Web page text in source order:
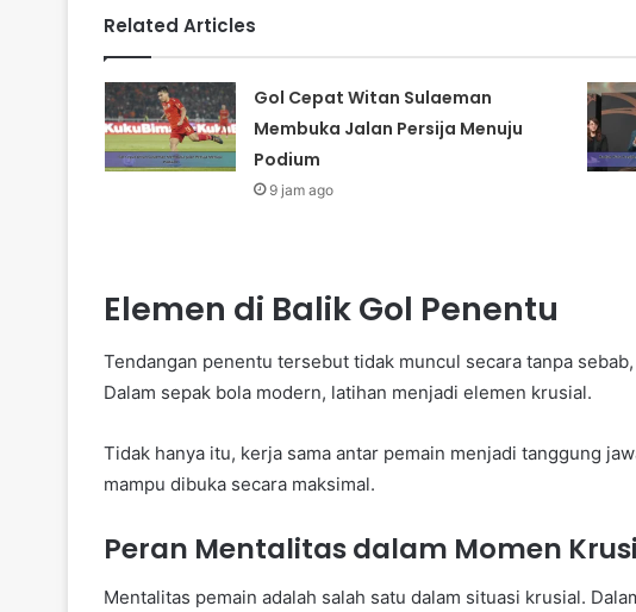
Related Articles
Gol Cepat Witan Sulaeman
Membuka Jalan Persija Menuju
Podium
9 jam ago
Elemen di Balik Gol Penentu
Tendangan penentu tersebut tidak muncul secara tanpa
Dalam sepak bola modern, latihan menjadi elemen krusial.
Tidak hanya itu, kerja sama antar pemain menjadi tanggung
mampu dibuka secara maksimal.
Peran Mentalitas dalam Momen
Mentalitas pemain adalah salah satu dalam situasi krusial.